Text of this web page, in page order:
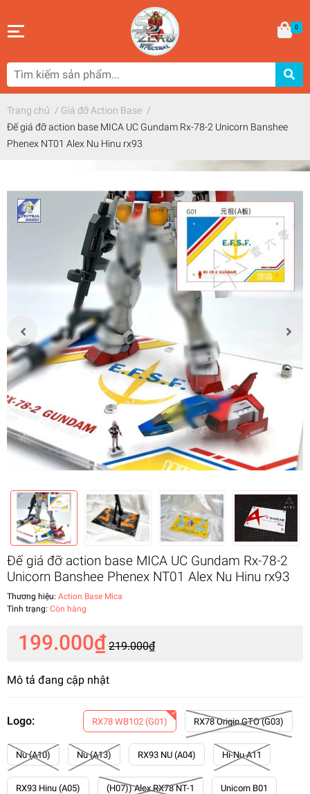
0
Trang chủ / Giá đỡ Action Base /
Đế giá đỡ action base MICA UC Gundam Rx-78-2 Unicorn Banshee
Phenex NT01 Alex Nu Hinu rx93
Đế giá đỡ action base MICA UC Gundam Rx-78-2
Unicorn Banshee Phenex NT01 Alex Nu Hinu rx93
Thương hiệu: Action Base Mica
Tình trạng: Còn hàng
199.000₫ 219.000₫
Mô tả đang cập nhật
Logo: RX78 WB102 (G01) RX78 Origin GTO (G03)
Nu (A10) Nu (A13) RX93 NU (A04) Hi-Nu A11
RX93 Hinu (A05) (H07)) Alex RX78 NT-1 Unicorn B01